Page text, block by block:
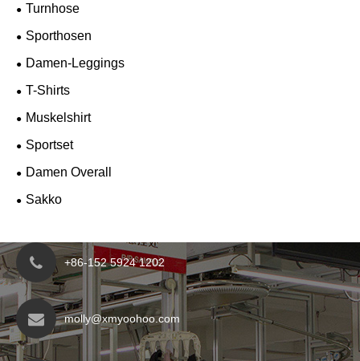
Turnhose
Sporthosen
Damen-Leggings
T-Shirts
Muskelshirt
Sportset
Damen Overall
Sakko
+86-152 5924 1202
molly@xmyoohoo.com